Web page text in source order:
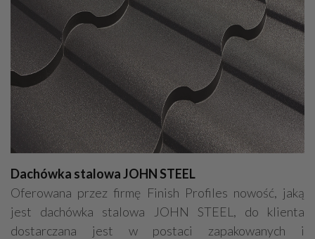
Dachówka stalowa JOHN STEEL
Oferowana przez firmę Finish Profiles nowość, jaką
jest dachówka stalowa JOHN STEEL, do klienta
dostarczana jest w postaci zapakowanych i